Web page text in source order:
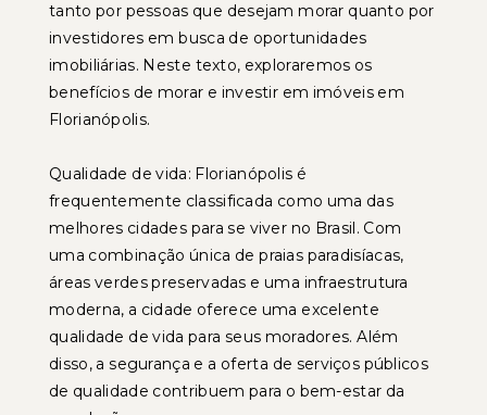
tanto por pessoas que desejam morar quanto por
investidores em busca de oportunidades
imobiliárias. Neste texto, exploraremos os
benefícios de morar e investir em imóveis em
Florianópolis.
Qualidade de vida: Florianópolis é
frequentemente classificada como uma das
melhores cidades para se viver no Brasil. Com
uma combinação única de praias paradisíacas,
áreas verdes preservadas e uma infraestrutura
moderna, a cidade oferece uma excelente
qualidade de vida para seus moradores. Além
disso, a segurança e a oferta de serviços públicos
de qualidade contribuem para o bem-estar da